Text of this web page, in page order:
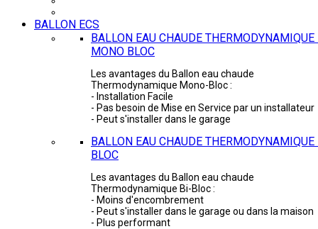
BALLON ECS
BALLON EAU CHAUDE THERMODYNAMIQUE
MONO BLOC
Les avantages du Ballon eau chaude
Thermodynamique Mono-Bloc :
- Installation Facile
- Pas besoin de Mise en Service par un installateur
- Peut s'installer dans le garage
BALLON EAU CHAUDE
BLOC
Les avantages du Ballon eau chaude
Thermodynamique Bi-Bloc :
- Moins d'encombrement
- Peut s'installer dans le garage ou dans la maison
- Plus performant